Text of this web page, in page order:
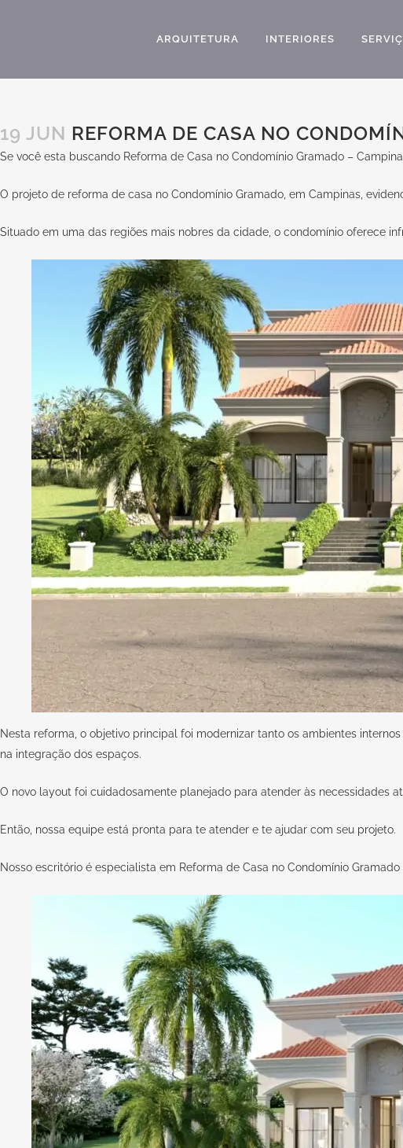
ARQUITETURA INTERIORES
19 JUN REFORMA DE CASA NO
Se você esta buscando Reforma de Casa no Condomínio Gramado –
O projeto de reforma de casa no Condomínio Gramado, em Campinas,
Situado em uma das regiões mais nobres da cidade, o condomínio oferece
Nesta reforma, o objetivo principal foi modernizar tanto os ambientes
na integração dos espaços.
O novo layout foi cuidadosamente planejado para atender às necessidades
Então, nossa equipe está pronta para te atender e te ajudar com seu projeto.
Nosso escritório é especialista em Reforma de Casa no Condomínio Gramado